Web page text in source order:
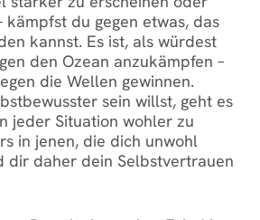
kämpfst du gegen etwas, das
kannst. Es ist, als würdest
den Ozean anzukämpfen –
die Wellen gewinnen.
sein willst, geht es
jeder Situation wohler zu
in jenen, die dich unwohl
dir daher dein Selbstvertrauen